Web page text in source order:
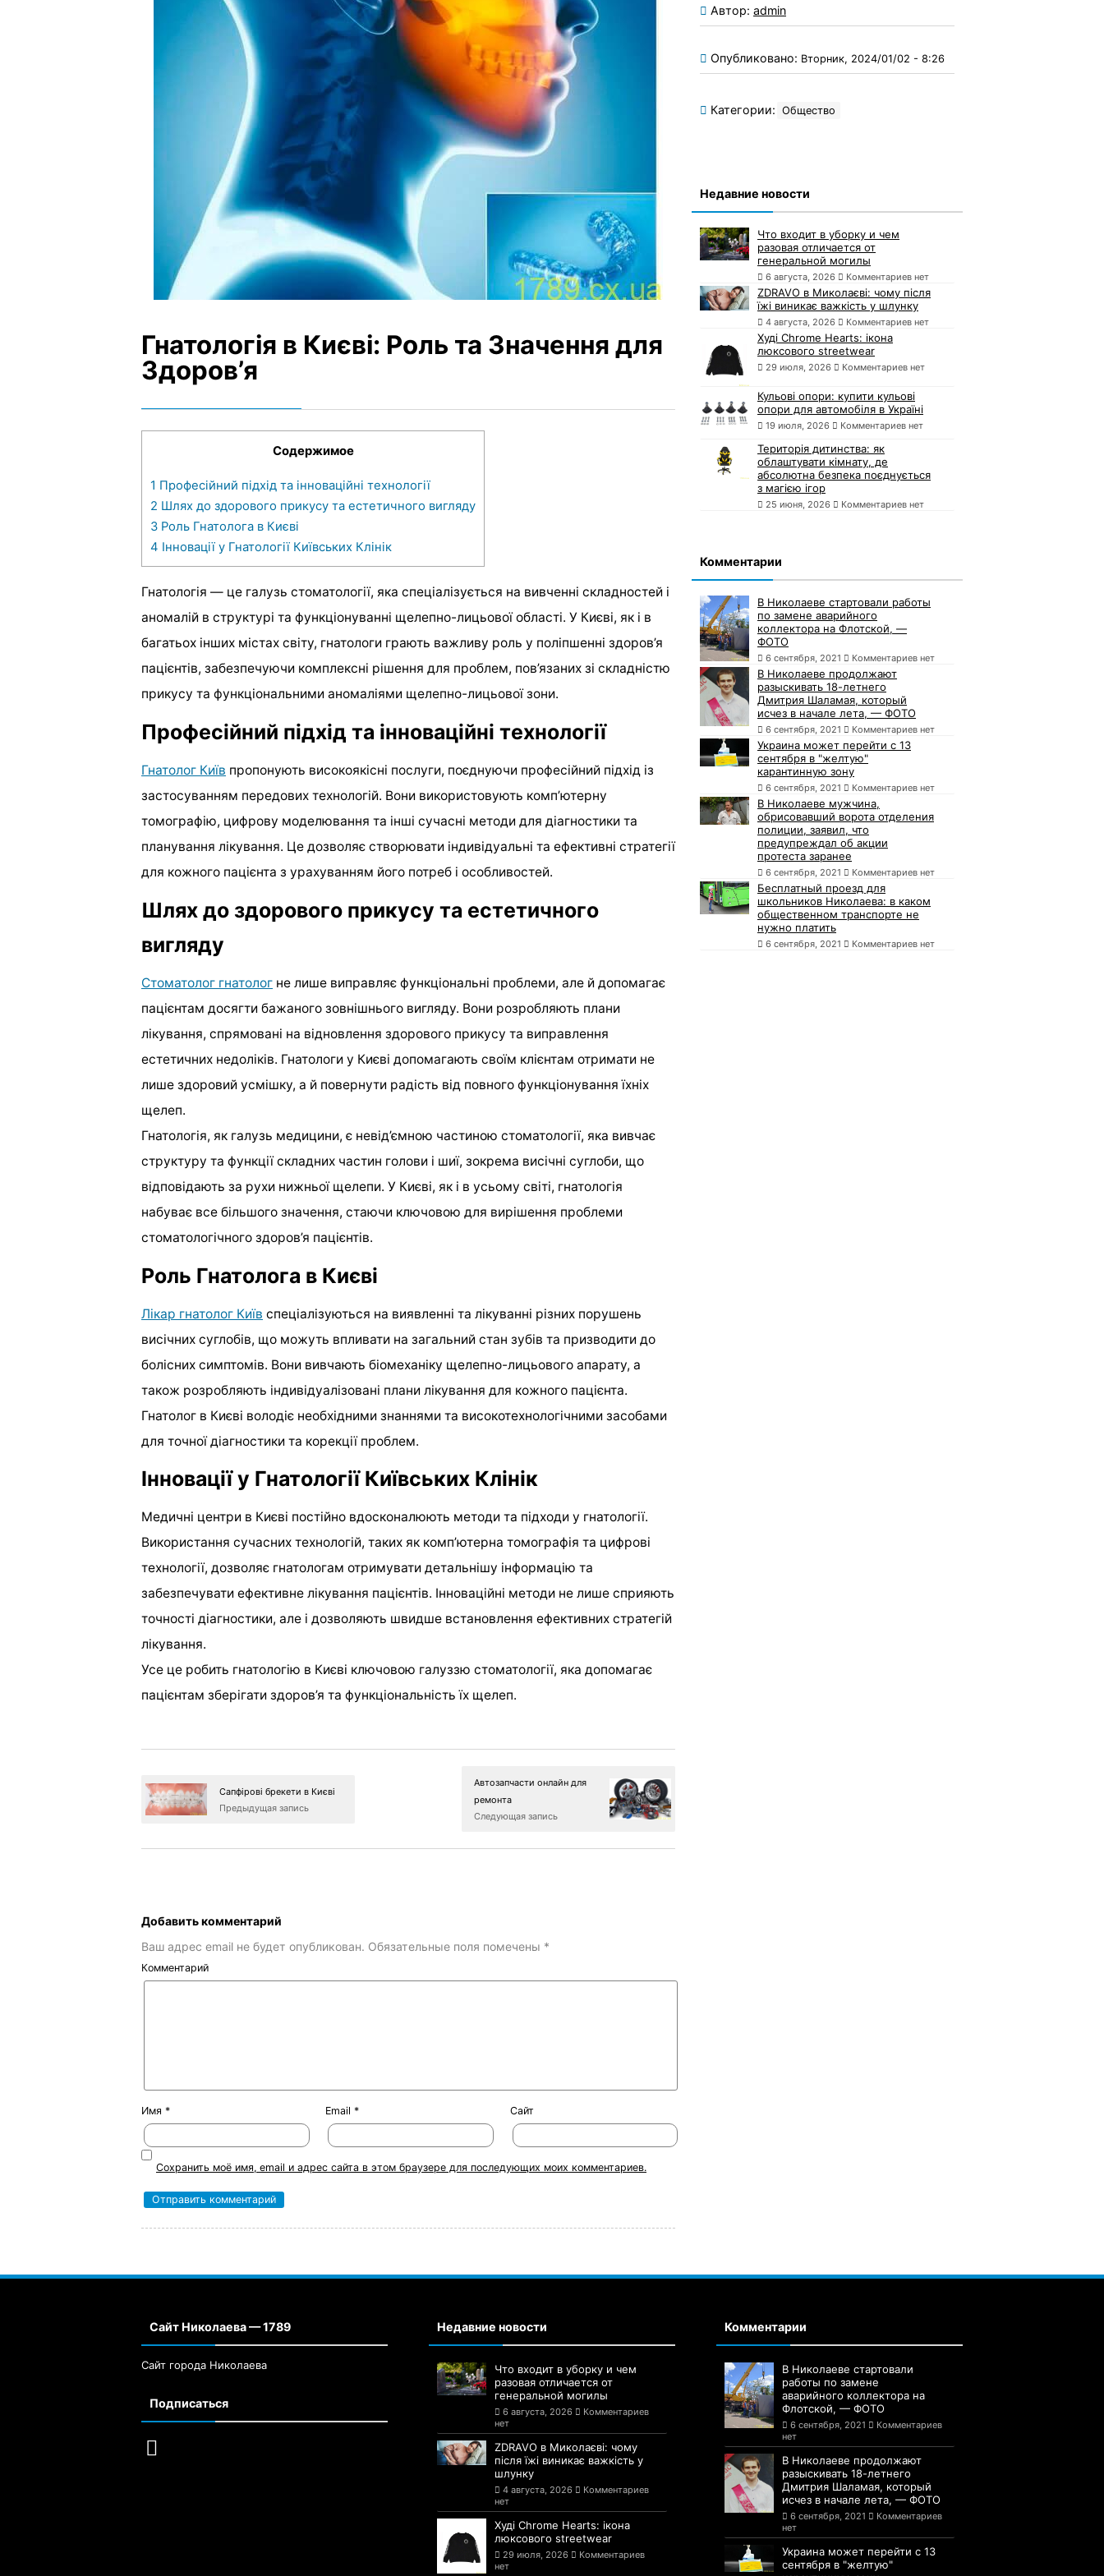
Гнатологія в Києві: Роль та Значення для
Здоров’я
Содержимое
1 Професійний підхід та інноваційні технології
2 Шлях до здорового прикусу та естетичного вигляду
3 Роль Гнатолога в Києві
4 Інновації у Гнатології Київських Клінік
Гнатологія — це галузь стоматології, яка спеціалізується на вивченні складностей і
аномалій в структурі та функціонуванні щелепно-лицьової області. У Києві, як і в
багатьох інших містах світу, гнатологи грають важливу роль у поліпшенні здоров’я
пацієнтів, забезпечуючи комплексні рішення для проблем, пов’язаних зі складністю
прикусу та функціональними аномаліями щелепно-лицьової зони.
Професійний підхід та інноваційні технології
Гнатолог Київ пропонують високоякісні послуги, поєднуючи професійний підхід із
застосуванням передових технологій. Вони використовують комп’ютерну
томографію, цифрову моделювання та інші сучасні методи для діагностики та
планування лікування. Це дозволяє створювати індивідуальні та ефективні стратегії
для кожного пацієнта з урахуванням його потреб і особливостей.
Шлях до здорового прикусу та естетичного
вигляду
Стоматолог гнатолог не лише виправляє функціональні проблеми, але й допомагає
пацієнтам досягти бажаного зовнішнього вигляду. Вони розробляють плани
лікування, спрямовані на відновлення здорового прикусу та виправлення
естетичних недоліків. Гнатологи у Києві допомагають своїм клієнтам отримати не
лише здоровий усмішку, а й повернути радість від повного функціонування їхніх
щелеп.
Гнатологія, як галузь медицини, є невід’ємною частиною стоматології, яка вивчає
структуру та функції складних частин голови і шиї, зокрема висічні суглоби, що
відповідають за рухи нижньої щелепи. У Києві, як і в усьому світі, гнатологія
набуває все більшого значення, стаючи ключовою для вирішення проблеми
стоматологічного здоров’я пацієнтів.
Роль Гнатолога в Києві
Лікар гнатолог Київ спеціалізуються на виявленні та лікуванні різних порушень
висічних суглобів, що можуть впливати на загальний стан зубів та призводити до
болісних симптомів. Вони вивчають біомеханіку щелепно-лицьового апарату, а
також розробляють індивідуалізовані плани лікування для кожного пацієнта.
Гнатолог в Києві володіє необхідними знаннями та високотехнологічними засобами
для точної діагностики та корекції проблем.
Інновації у Гнатології Київських Клінік
Медичні центри в Києві постійно вдосконалюють методи та підходи у гнатології.
Використання сучасних технологій, таких як комп’ютерна томографія та цифрові
технології, дозволяє гнатологам отримувати детальнішу інформацію та
забезпечувати ефективне лікування пацієнтів. Інноваційні методи не лише сприяють
точності діагностики, але і дозволяють швидше встановлення ефективних стратегій
лікування.
Усе це робить гнатологію в Києві ключовою галуззю стоматології, яка допомагає
пацієнтам зберігати здоров’я та функціональність їх щелеп.
Сапфірові брекети в Києві
Предыдущая запись
Автозапчасти онлайн для
ремонта
Следующая запись
Добавить комментарий
Ваш адрес email не будет опубликован. Обязательные поля помечены *
Комментарий
Имя * Email* Сайт
Сохранить моё имя, email и адрес сайта в этом браузере для последующих моих комментариев.
Автор: admin
Опубликовано: Вторник, 2024/01/02 - 8:26
Категории: Общество
Недавние новости
Что входит в уборку и чем
разовая отличается от
генеральной могилы
6 августа, 2026 Комментариев нет
ZDRAVO в Миколаєві: чому після
їжі виникає важкість у шлунку
4 августа, 2026 Комментариев нет
Худі Chrome Hearts: ікона
люксового streetwear
29 июля, 2026 Комментариев нет
Кульові опори: купити кульові
опори для автомобіля в Україні
19 июля, 2026 Комментариев нет
Територія дитинства: як
облаштувати кімнату, де
абсолютна безпека поєднується
з магією ігор
25 июня, 2026 Комментариев нет
Комментарии
В Николаеве стартовали работы
по замене аварийного
коллектора на Флотской, —
ФОТО
6 сентября, 2021 Комментариев нет
В Николаеве продолжают
разыскивать 18-летнего
Дмитрия Шаламая, который
исчез в начале лета, — ФОТО
6 сентября, 2021 Комментариев нет
Украина может перейти с 13
сентября в "желтую"
карантинную зону
6 сентября, 2021 Комментариев нет
В Николаеве мужчина,
обрисовавший ворота отделения
полиции, заявил, что
предупреждал об акции
протеста заранее
6 сентября, 2021 Комментариев нет
Бесплатный проезд для
школьников Николаева: в каком
общественном транспорте не
нужно платить
6 сентября, 2021 Комментариев нет
Сайт Николаева — 1789
Сайт города Николаева
Подписаться
Недавние новости
Что входит в уборку и чем
разовая отличается от
генеральной могилы
6 августа, 2026
Комментариев
нет
ZDRAVO в Миколаєві: чому
після їжі виникає важкість у
шлунку
4 августа, 2026
Комментариев
нет
Худі Chrome Hearts: ікона
люксового streetwear
29 июля, 2026
Комментариев
нет
Комментарии
В Николаеве стартовали
работы по замене
аварийного коллектора на
Флотской, — ФОТО
6 сентября, 2021
Комментариев
нет
В Николаеве продолжают
разыскивать 18-летнего
Дмитрия Шаламая, который
исчез в начале лета, — ФОТО
6 сентября, 2021
Комментариев
нет
Украина может перейти с 13
сентября в "желтую"